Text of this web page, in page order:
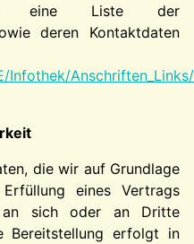
eine Liste der
deren Kontaktdaten
die wir auf Grundlage
eines Vertrags
an sich oder an Dritte
Bereitstellung erfolgt in